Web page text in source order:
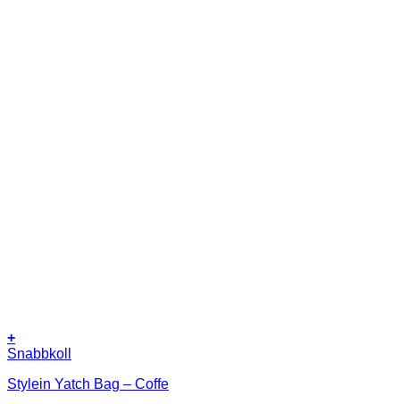
+
Snabbkoll
Stylein Yatch Bag – Coffe